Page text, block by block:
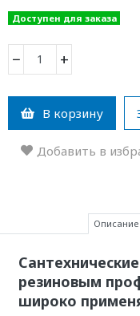
Доступен для заказа
− +
В корзину
Добавить в
Описание
резиновым
широко